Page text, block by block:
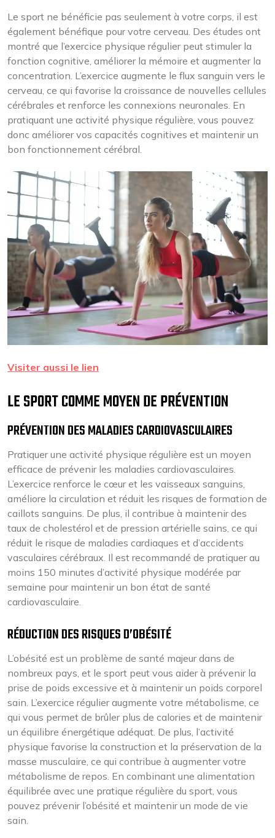
Le sport ne bénéficie pas seulement à votre corps, il est
également bénéfique pour votre cerveau. Des études ont
montré que l’exercice physique régulier peut stimuler la
fonction cognitive, améliorer la mémoire et augmenter la
concentration. L’exercice augmente le flux sanguin vers le
cerveau, ce qui favorise la croissance de nouvelles cellules
cérébrales et renforce les connexions neuronales. En
pratiquant une activité physique régulière, vous pouvez
donc améliorer vos capacités cognitives et maintenir un
bon fonctionnement cérébral.
Visiter aussi le lien
LE SPORT COMME MOYEN DE PRÉVENTION
PRÉVENTION DES MALADIES CARDIOVASCULAIRES
Pratiquer une activité physique régulière est un moyen
efficace de prévenir les maladies cardiovasculaires.
L’exercice renforce le cœur et les vaisseaux sanguins,
améliore la circulation et réduit les risques de formation de
caillots sanguins. De plus, il contribue à maintenir des
taux de cholestérol et de pression artérielle sains, ce qui
réduit le risque de maladies cardiaques et d’accidents
vasculaires cérébraux. Il est recommandé de pratiquer au
moins 150 minutes d’activité physique modérée par
semaine pour maintenir un bon état de santé
cardiovasculaire.
RÉDUCTION DES RISQUES D’OBÉSITÉ
L’obésité est un problème de santé majeur dans de
nombreux pays, et le sport peut vous aider à prévenir la
prise de poids excessive et à maintenir un poids corporel
sain. L’exercice régulier augmente votre métabolisme, ce
qui vous permet de brûler plus de calories et de maintenir
un équilibre énergétique adéquat. De plus, l’activité
physique favorise la construction et la préservation de la
masse musculaire, ce qui contribue à augmenter votre
métabolisme de repos. En combinant une alimentation
équilibrée avec une pratique régulière du sport, vous
pouvez prévenir l’obésité et maintenir un mode de vie
sain.